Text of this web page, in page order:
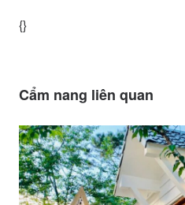
{}
Cẩm nang liên quan